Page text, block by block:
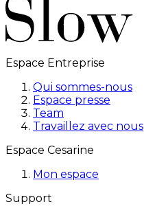
Espace Entreprise
Qui sommes-nous
Espace presse
Team
Travaillez avec nous
Espace Cesarine
Mon espace
Support